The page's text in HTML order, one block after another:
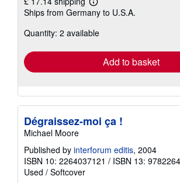
Learn
more
shipping
Ships from Germany to U.S.A.
Quantity: 2 available
Add to basket
Dégraissez-moi ça !
Michael Moore
Published by interforum editis, 2004
ISBN 10: 2264037121 / ISBN 13:
Used / Softcover